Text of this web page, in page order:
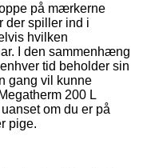
på mærkerne
der spiller ind i
hvilken
I den sammenhæng
tid beholder sin
gang vil kunne
200 L
om du er på
pige.